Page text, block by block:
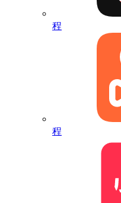
程
程